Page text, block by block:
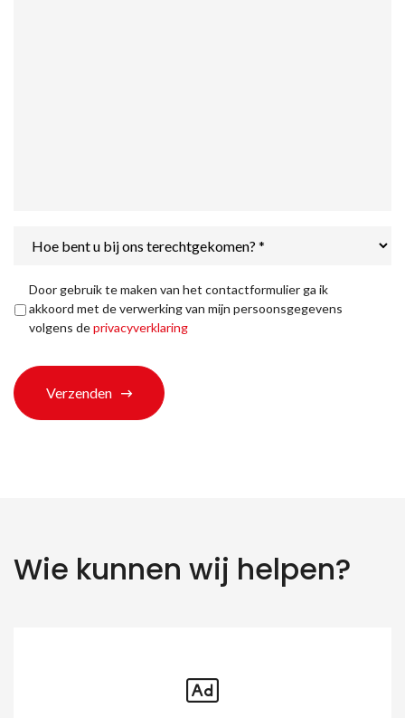
bent
ons
terechtgekomen?
Privacyverklaring *
Door gebruik te maken van het contactformulier ga ik
akkoord met de verwerking van mijn persoonsgegevens
volgens deprivacyverklaring
Verzenden
Wie kunnen wij helpen?